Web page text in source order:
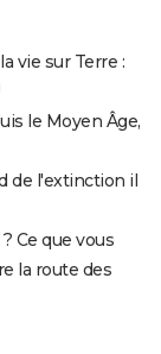
vie sur Terre :
le Moyen Âge,
de l'extinction il
Ce que vous
la route des